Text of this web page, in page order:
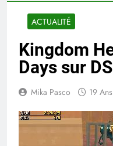
ACTUALITÉ
Kingdom
Days sur
Mika Pasco 19